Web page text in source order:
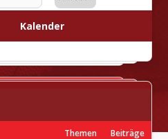
Kalender
Themen Beiträge